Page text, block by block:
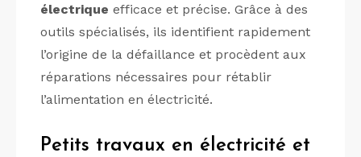
électrique efficace et précise. Grâce à des
outils spécialisés, ils identifient rapidement
l’origine de la défaillance et procèdent aux
réparations nécessaires pour rétablir
l’alimentation en électricité.
Petits travaux en électricité et